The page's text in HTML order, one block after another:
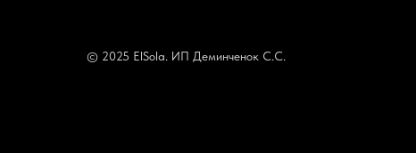
© 2025 ElSola. ИП Деминченок С.С.